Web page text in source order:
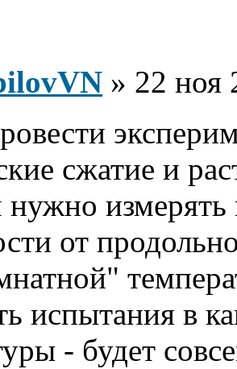
» 22 ноя
сжатие и
нужно
от
испытания в
- будет